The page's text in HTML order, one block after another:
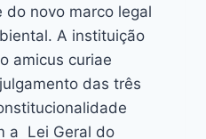
novo marco legal
A instituição
amicus curiae
das três
a Lei Geral do